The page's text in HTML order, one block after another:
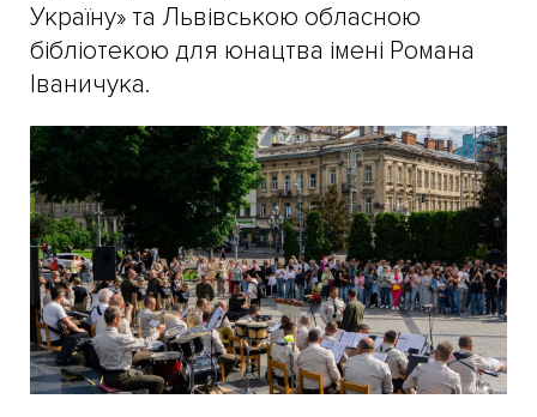
Україну» та Львівською обласною
бібліотекою для юнацтва імені Романа
Іваничука.